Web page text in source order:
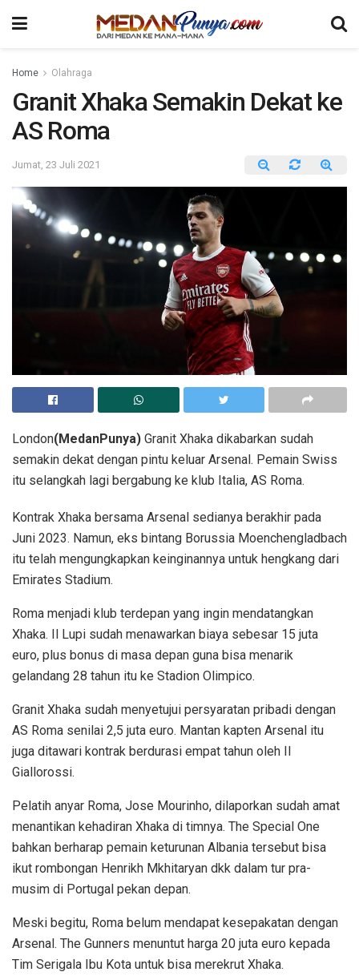
Home Olahraga
Granit Xhaka Semakin Dekat ke
AS Roma
Jumat, 23 Juli 2021
London(MedanPunya) Granit Xhaka dikabarkan sudah
semakin dekat dengan pintu keluar Arsenal. Pemain Swiss
itu selangkah lagi bergabung ke klub Italia, AS Roma.
Kontrak Xhaka bersama Arsenal sedianya berakhir pada
Juni 2023. Namun, eks bintang Borussia Moenchengladbach
itu telah mengungkapkan keinginannya untuk hengkang dari
Emirates Stadium.
Roma menjadi klub terdepan yang ingin mendatangkan
Xhaka. Il Lupi sudah menawarkan biaya sebesar 15 juta
euro, plus bonus di masa depan guna bisa menarik
gelandang 28 tahun itu ke Stadion Olimpico.
Granit Xhaka sudah menyetujui persyaratan pribadi dengan
AS Roma senilai 2,5 juta euro. Mantan kapten Arsenal itu
juga ditawari kontrak berdurasi empat tahun oleh Il
Giallorossi.
Pelatih anyar Roma, Jose Mourinho, dilaporkan sudah amat
menantikan kehadiran Xhaka di timnya. The Special One
bahkan berharap pemain keturunan Albania tersebut bisa
ikut rombongan Henrikh Mkhitaryan dkk dalam tur pra-
musim di Portugal pekan depan.
Meski begitu, Roma belum mendapat kesepakatan dengan
Arsenal. The Gunners menuntut harga 20 juta euro kepada
Tim Serigala Ibu Kota untuk bisa merekrut Xhaka.